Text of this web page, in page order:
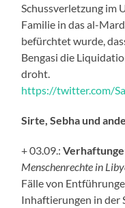
Schussverletzung im
Familie in das al-
befürchtet wurde,
Bengasi die
droht.
https://twitter.com/
Sirte, Sebha und
+ 03.09.:
Menschenrechte in
Fälle von
Inhaftierungen in der